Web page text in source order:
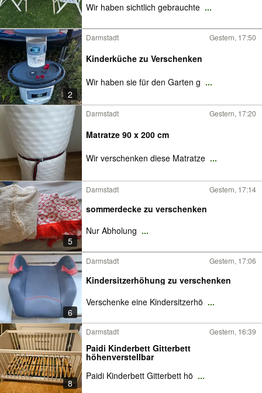
Wir haben sichtlich gebrauchte ...
2
Darmstadt Gestern, 17:50
Kinderküche zu Verschenken
Wir haben sie für den Garten g ...
Darmstadt Gestern, 17:20
Matratze 90 x 200 cm
Wir verschenken diese Matratze ...
5
Darmstadt Gestern, 17:14
sommerdecke zu verschenken
Nur Abholung ...
6
Darmstadt Gestern, 17:06
Kindersitzerhöhung zu verschenken
Verschenke eine Kindersitzerhö ...
8
Darmstadt Gestern, 16:39
Paidi Kinderbett Gitterbett
höhenverstellbar
Paidi Kinderbett Gitterbett hö ...